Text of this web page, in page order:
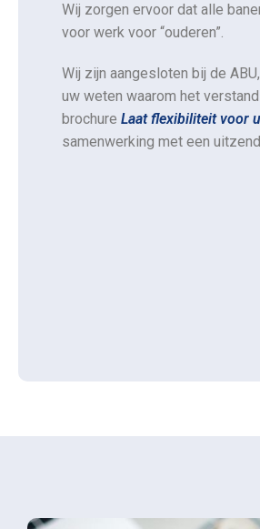
Wij zorgen ervoor dat alle
voor werk voor “ouderen”.
Wij zijn aangesloten bij de
uw weten waarom het
brochureLaat flexibiliteit voor
samenwerking met een